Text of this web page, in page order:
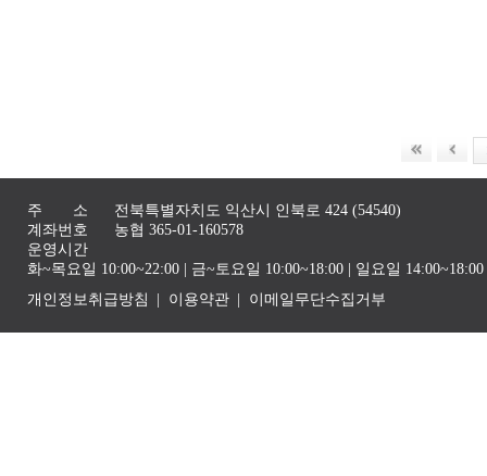
주 소
전북특별자치도 익산시 인북로 424 (54540)
계좌번호
농협 365-01-160578
운영시간
화~목요일 10:00~22:00 | 금~토요일 10:00~18:00 | 일요일
개인정보취급방침
이용약관 이메일무단수집거부